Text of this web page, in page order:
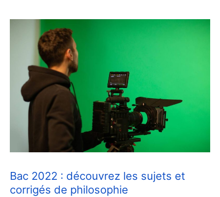
Bac 2022 : découvrez les sujets et
corrigés de philosophie